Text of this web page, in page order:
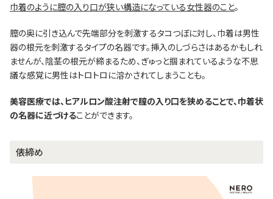
巾着のように膣の入り口が狭い構造になっている女性器のこと。
膣の奥に引き込んで先端部分を刺激するタコつぼに対し、巾着は男性
器の根元を刺激するタイプの名器です。挿入のしづらさはあるかもしれ
ませんが、陰茎の根元が締まるため、ぎゅっと掴まれているような不思
議な感覚に男性はトロトロに溶かされてしまうことも。
美容医療では、ヒアルロン酸注射で膣の入り口を狭めることで、巾着状
の名器に近づけることができます。
俵締め